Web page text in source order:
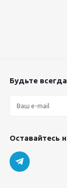
Будьте
Оставайтесь